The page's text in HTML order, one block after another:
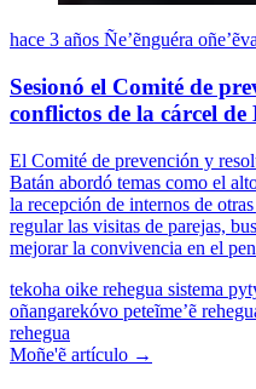
hace 3 años Ñe’ẽnguéra
Sesionó el Comité de
conflictos de la cárcel de
El Comité de prevención y
Batán abordó temas como el
la recepción de internos de
regular las visitas de parejas,
mejorar la convivencia en el
tekoha oike rehegua sistema
oñangarekóvo peteĩme’ẽ
rehegua
Moñe'ẽ artículo →